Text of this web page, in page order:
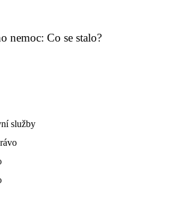
nemoc: Co se stalo?
služby